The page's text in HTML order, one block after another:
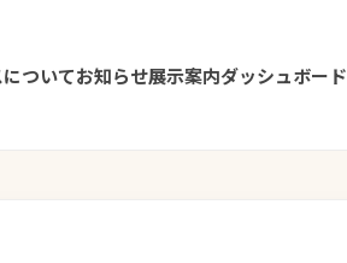
ついてお知らせ展示案内ダッシュボード